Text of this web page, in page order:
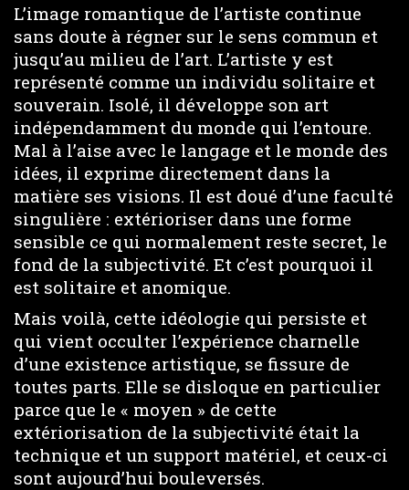
L’image romantique de l’artiste continue
sans doute à régner sur le sens commun et
jusqu’au milieu de l’art. L’artiste y est
représenté comme un individu solitaire et
souverain. Isolé, il développe son art
indépendamment du monde qui l’entoure.
Mal à l’aise avec le langage et le monde des
idées, il exprime directement dans la
matière ses visions. Il est doué d’une faculté
singulière : extérioriser dans une forme
sensible ce qui normalement reste secret, le
fond de la subjectivité. Et c’est pourquoi il
est solitaire et anomique.
Mais voilà, cette idéologie qui persiste et
qui vient occulter l’expérience charnelle
d’une existence artistique, se fissure de
toutes parts. Elle se disloque en particulier
parce que le « moyen » de cette
extériorisation de la subjectivité était la
technique et un support matériel, et ceux-ci
sont aujourd’hui bouleversés.